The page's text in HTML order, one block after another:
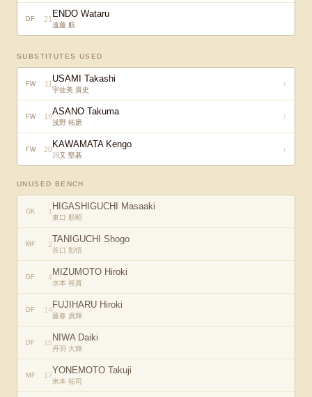
DF 21 ENDO Wataru
遠藤 航
SUBSTITUTES USED
FW 11 USAMI Takashi
宇佐美 貴史
↑
FW 19ASANO Takuma
浅野 拓磨
↑
FW 20KAWAMATA Kengo
川又 堅碁
↑
UNUSED BENCH
GK 1 HIGASHIGUCHI Masaaki
東口 順昭
MF 2TANIGUCHI Shogo
谷口 彰悟
DF 4MIZUMOTO Hiroki
水本 裕貴
DF 14FUJIHARU Hiroki
藤春 廣輝
DF 15NIWA Daiki
丹羽 大輝
MF 17YONEMOTO Takuji
米本 拓司